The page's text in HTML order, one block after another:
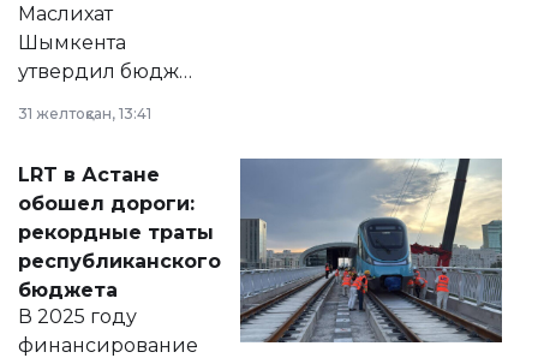
Маслихат
Шымкента
утвердил бюджет
2028 годы.
документ
появился в базе
нормативных
правовых актов и
на сайте маслихат
города.
31 желтоқсан, 13:41
LRT в Астане
обошел дороги:
рекордные траты
республиканского
бюджета
В 2025 году
финансирование